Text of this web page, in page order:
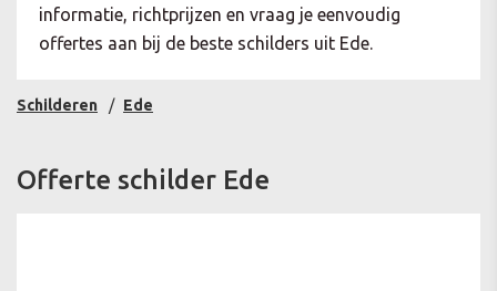
informatie, richtprijzen en vraag je eenvoudig
offertes aan bij de beste schilders uit Ede.
Schilderen Ede
Offerte schilder Ede